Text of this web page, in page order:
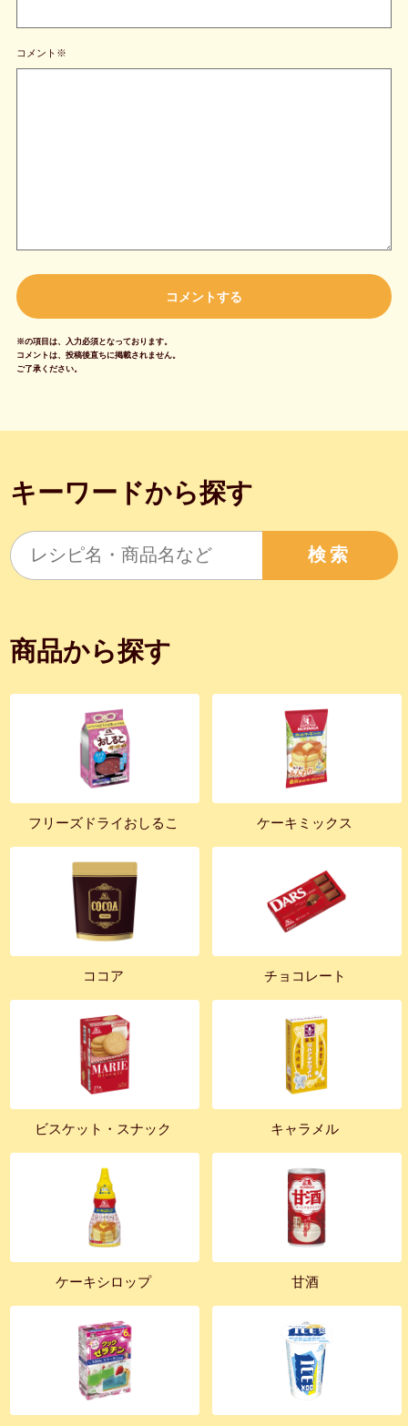
コメント※
※の項目は、入力必須となっております。
コメントは、投稿後直ちに掲載されません。
ご了承ください。
キーワードから探す
検索
商品から探す
フリーズドライおしるこ ケーキミックス
ココア チョコレート
ビスケット・スナック キャラメル
ケーキシロップ 甘酒